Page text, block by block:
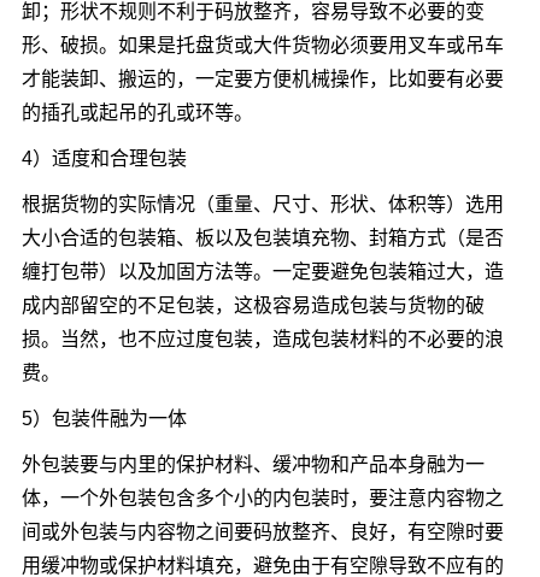
卸；形状不规则不利于码放整齐，容易导致不必要的变
形、破损。如果是托盘货或大件货物必须要用叉车或吊车
才能装卸、搬运的，一定要方便机械操作，比如要有必要
的插孔或起吊的孔或环等。
4）适度和合理包装
根据货物的实际情况（重量、尺寸、形状、体积等）选用
大小合适的包装箱、板以及包装填充物、封箱方式（是否
缠打包带）以及加固方法等。一定要避免包装箱过大，造
成内部留空的不足包装，这极容易造成包装与货物的破
损。当然，也不应过度包装，造成包装材料的不必要的浪
费。
5）包装件融为一体
外包装要与内里的保护材料、缓冲物和产品本身融为一
体，一个外包装包含多个小的内包装时，要注意内容物之
间或外包装与内容物之间要码放整齐、良好，有空隙时要
用缓冲物或保护材料填充，避免由于有空隙导致不应有的